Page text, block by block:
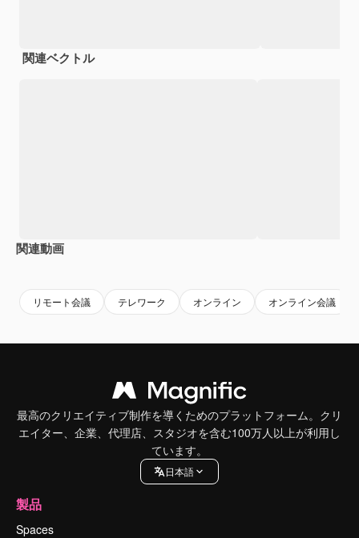
関連ベクトル
関連動画
リモート会議 テレワーク オンライン オンライン会議
最高のクリエイティブ制作を導くためのプラットフォーム。クリ
エイター、企業、代理店、スタジオを含む100万人以上が利用し
ています。
日本語
製品
Spaces